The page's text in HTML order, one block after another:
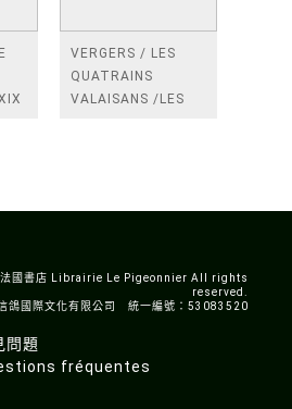
VERGERS / LES
QUATRAINS
VALAISANS /LES
國書店 Librairie Le Pigeonnier All rights
reserved.
鴿國際文化有限公司 統一編號：53083520
問題
fréquentes